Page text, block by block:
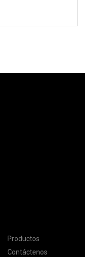
Productos
Contáctenos